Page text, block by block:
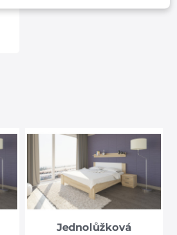
ergonomická s
Biogreen a HR pěnou
od 20 cm
od 15 290 Kč
od 9 938 Kč
Jednolůžková